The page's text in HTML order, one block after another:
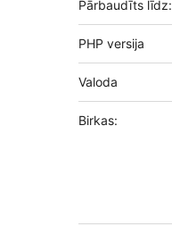
Pārbaudīts līdz:
PHP versija
Valoda
Birkas: